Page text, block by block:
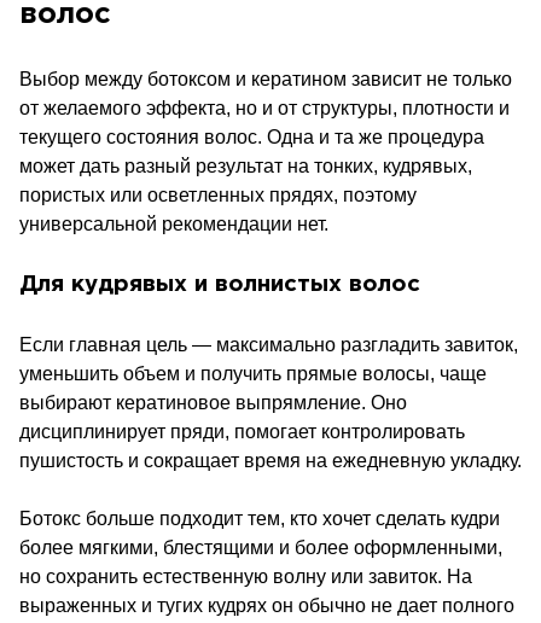
волос
Выбор между ботоксом и кератином зависит не только
от желаемого эффекта, но и от структуры, плотности и
текущего состояния волос. Одна и та же процедура
может дать разный результат на тонких, кудрявых,
пористых или осветленных прядях, поэтому
универсальной рекомендации нет.
Для кудрявых и волнистых волос
Если главная цель — максимально разгладить завиток,
уменьшить объем и получить прямые волосы, чаще
выбирают кератиновое выпрямление. Оно
дисциплинирует пряди, помогает контролировать
пушистость и сокращает время на ежедневную укладку.
Ботокс больше подходит тем, кто хочет сделать кудри
более мягкими, блестящими и более оформленными,
но сохранить естественную волну или завиток. На
выраженных и тугих кудрях он обычно не дает полного